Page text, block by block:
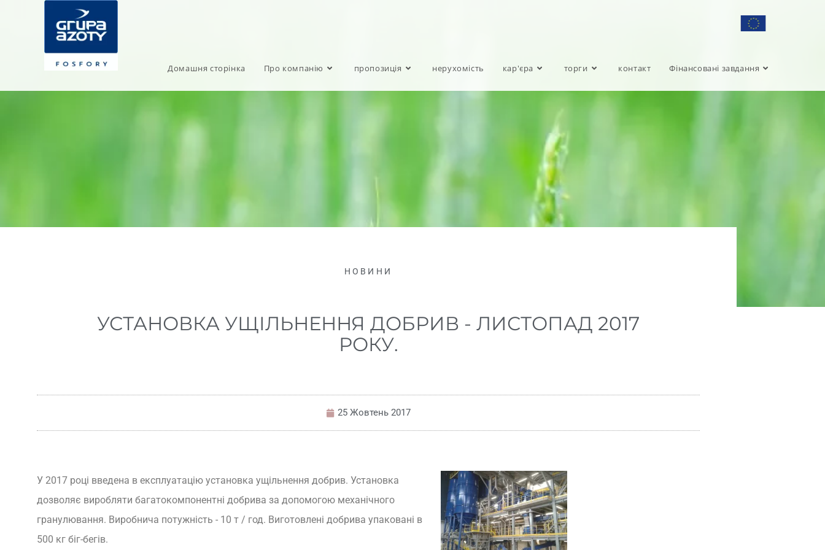
Домашня сторінка Про компанію пропозиція нерухомість кар'єра торги контакт Фінансовані завдання
НОВИНИ
УСТАНОВКА УЩІЛЬНЕННЯ ДОБРИВ - ЛИСТОПАД 2017
РОКУ.
25 Жовтень 2017
У 2017 році введена в експлуатацію установка ущільнення добрив. Установка
дозволяє виробляти багатокомпонентні добрива за допомогою механічного
гранулювання. Виробнича потужність - 10 т / год. Виготовлені добрива упаковані в
500 кг біг-бегів.